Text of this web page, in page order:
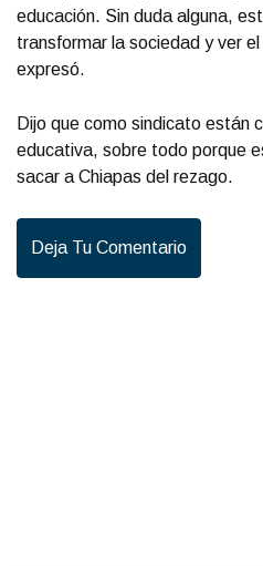
educación. Sin duda alguna,
transformar la sociedad y ver
expresó.
Dijo que como sindicato están
educativa, sobre todo porque
sacar a Chiapas del rezago.
Deja Tu Comentario